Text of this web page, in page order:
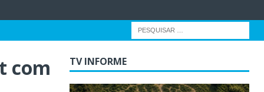
com
TV INFORME